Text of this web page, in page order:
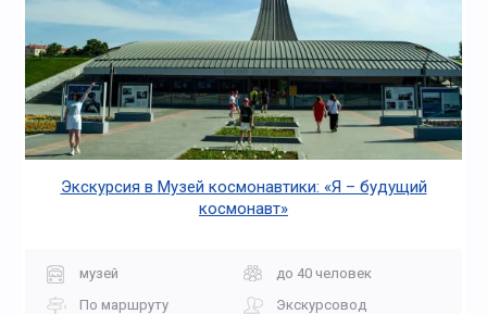
На фабрику На хлебозавод
Экскурсия в Музей космонавтики: «Я – будущий
космонавт»
музей
до 40 человек
По маршруту
Экскурсовод